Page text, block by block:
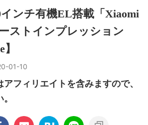
インチ有機EL搭載「Xiaomi
ストインプレッション
01-10
フィリエイトを含みますので、